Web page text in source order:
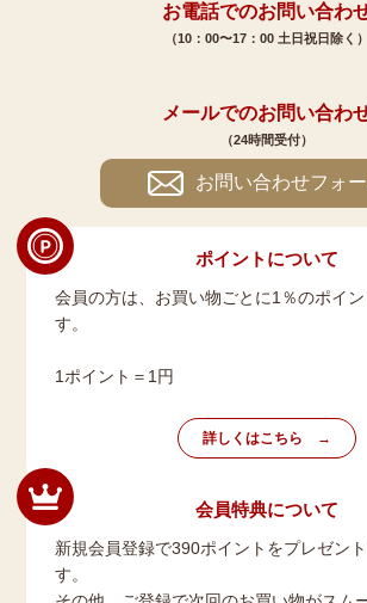
お電話でのお問い合わ
（10：00〜17：00 土日祝日除く）
メールでのお問い合わ
（24時間受付）
お問い合わせフォ
ポイントについて
会員の方は、お買い物ごとに1％のポイ
す。
1ポイント＝1円
詳しくはこちら
会員特典について
新規会員登録で390ポイントをプレゼン
す。